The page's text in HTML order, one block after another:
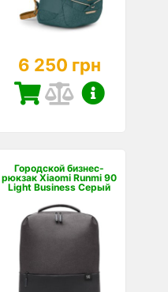
6 250 грн
Городской бизнес-
рюкзак Xiaomi Runmi 90
Light Business Серый